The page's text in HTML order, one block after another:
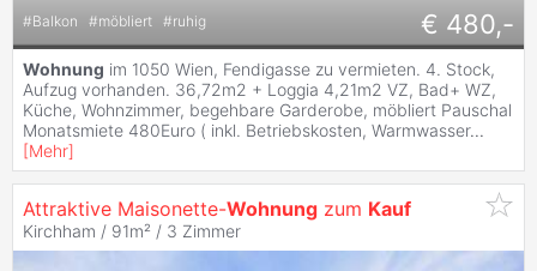
#Balkon #möbliert #ruhig € 480,-
Wohnung im 1050 Wien, Fendigasse zu vermieten. 4. Stock,
Aufzug vorhanden. 36,72m2 + Loggia 4,21m2 VZ, Bad+ WZ,
Küche, Wohnzimmer, begehbare Garderobe, möbliert Pauschal
Monatsmiete 480Euro ( inkl. Betriebskosten, Warmwasser...
[Mehr]
Attraktive Maisonette-Wohnung zum Kauf
Kirchham / 91m² / 3 Zimmer